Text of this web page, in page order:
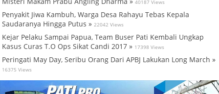
40187 Views
Penyakit Jiwa Kambuh, Warga Desa Rahayu Tebas Kepala
Saudaranya Hingga Putus » 22042 Views
Kejar Pelaku Sampai Papua, Team Buser Pati Kembali Ungkap
Kasus Curas T.O Ops Sikat Candi 2017 » 17398 Views
Peringati May Day, Seribu Orang Dari APBJ Lakukan Long March »
16375 Views